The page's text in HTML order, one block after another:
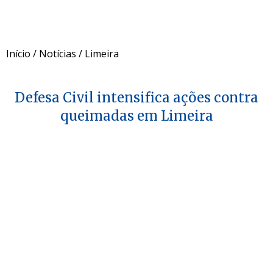
Início / Notícias / Limeira
Defesa Civil intensifica ações contra
queimadas em Limeira